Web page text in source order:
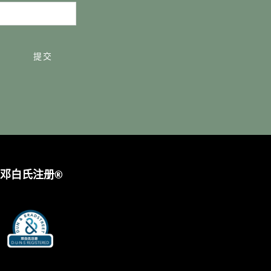
提交
邓白氏注册®